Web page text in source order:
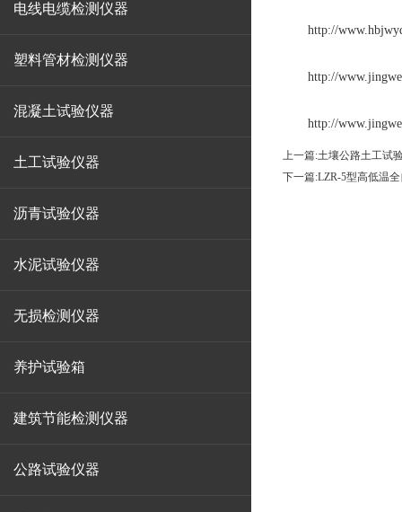
http://
http://
http://
上一篇:土壤公路土工试
下一篇:LZR-5型高低温
电线电缆检测仪器
塑料管材检测仪器
混凝土试验仪器
土工试验仪器
沥青试验仪器
水泥试验仪器
无损检测仪器
养护试验箱
建筑节能检测仪器
公路试验仪器